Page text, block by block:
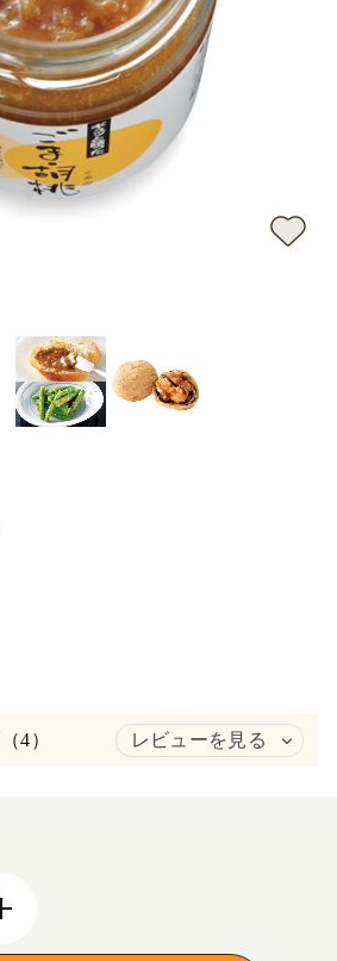
（4） レビューを見る